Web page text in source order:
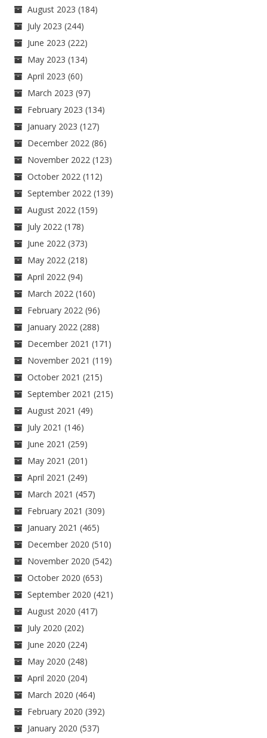
August 2023 (184)
July 2023 (244)
June 2023 (222)
May 2023 (134)
April 2023 (60)
March 2023 (97)
February 2023 (134)
January 2023 (127)
December 2022 (86)
November 2022 (123)
October 2022 (112)
September 2022 (139)
August 2022 (159)
July 2022 (178)
June 2022 (373)
May 2022 (218)
April 2022 (94)
March 2022 (160)
February 2022 (96)
January 2022 (288)
December 2021 (171)
November 2021 (119)
October 2021 (215)
September 2021 (215)
August 2021 (49)
July 2021 (146)
June 2021 (259)
May 2021 (201)
April 2021 (249)
March 2021 (457)
February 2021 (309)
January 2021 (465)
December 2020 (510)
November 2020 (542)
October 2020 (653)
September 2020 (421)
August 2020 (417)
July 2020 (202)
June 2020 (224)
May 2020 (248)
April 2020 (204)
March 2020 (464)
February 2020 (392)
January 2020 (537)